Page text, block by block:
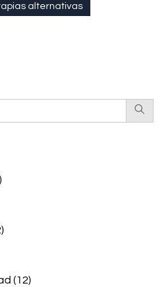
alternativas
(12)